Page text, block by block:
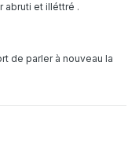
abruti et illéttré .
de parler à nouveau la